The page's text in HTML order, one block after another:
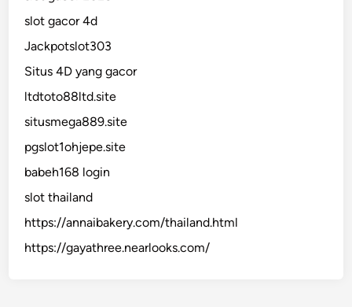
slot gacor 4d
Jackpotslot303
Situs 4D yang gacor
ltdtoto88ltd.site
situsmega889.site
pgslot1ohjepe.site
babeh168 login
slot thailand
https://annaibakery.com/thailand.html
https://gayathree.nearlooks.com/